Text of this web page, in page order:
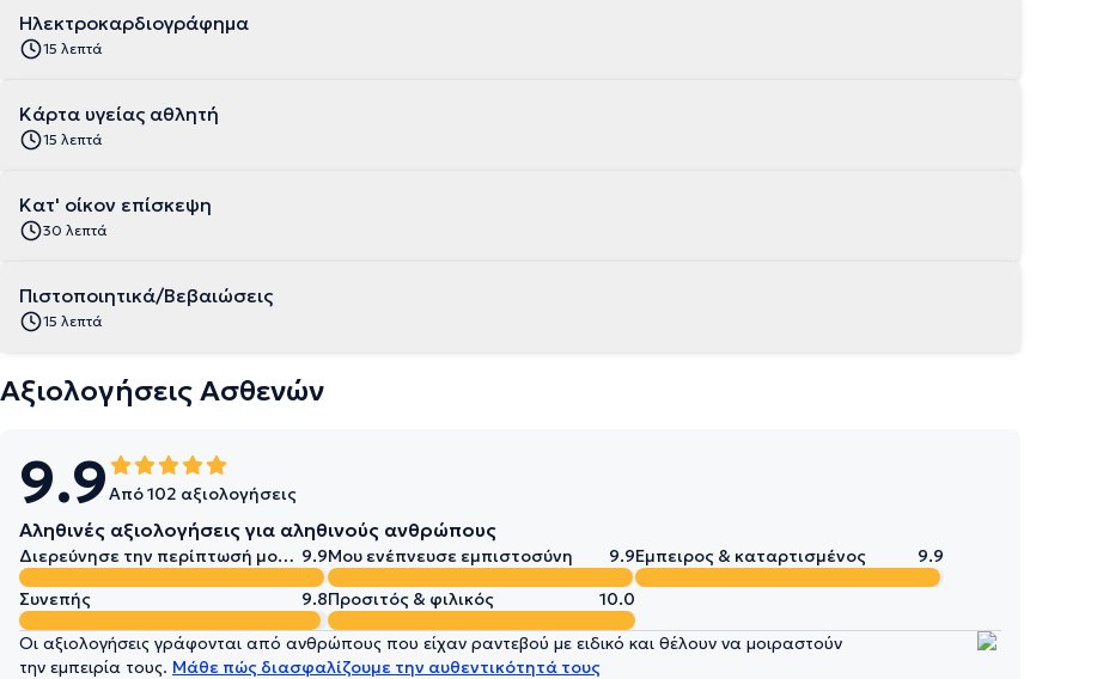
Ηλεκτροκαρδιογράφημα
15 λεπτά
Κάρτα υγείας αθλητή
15 λεπτά
Κατ' οίκον επίσκεψη
30 λεπτά
Πιστοποιητικά/Βεβαιώσεις
15 λεπτά
Αξιολογήσεις Ασθενών
9.9Από 102 αξιολογήσεις
Αληθινές αξιολογήσεις για αληθινούς ανθρώπους
Διερεύνησε την περίπτωσή μου σε βάθος 9.9Μου ενέπνευσε εμπιστοσύνη 9.9Έμπειρος & καταρτισμένος
9.9
Συνεπής
9.8Προσιτός & φιλικός 10.0
Οι αξιολογήσεις γράφονται από ανθρώπους που είχαν ραντεβού με ειδικό και θέλουν να μοιραστούν
την εμπειρία τους. Μάθε πώς διασφαλίζουμε την αυθεντικότητά τους